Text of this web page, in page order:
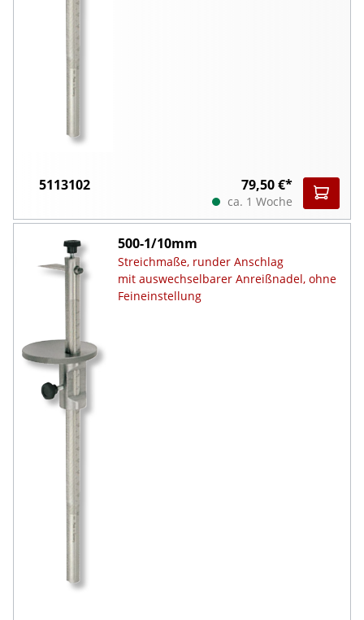
5113102 79,50 €*
ca. 1 Woche
500-1/10mm
Streichmaße, runder Anschlag
mit auswechselbarer Anreißnadel, ohne
Feineinstellung